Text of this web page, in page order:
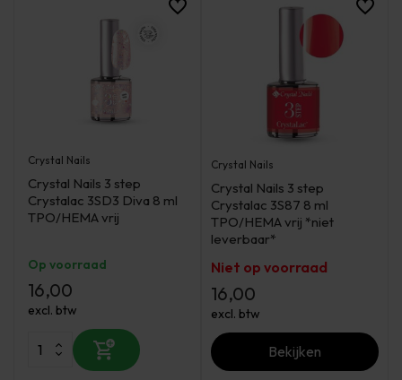
Crystal Nails
Crystal Nails 3 step
Crystalac 3SD3 Diva 8 ml
TPO/HEMA vrij
Op voorraad
16,00
excl. btw
Crystal Nails
Crystal Nails 3 step
Crystalac 3S87 8 ml
TPO/HEMA vrij *niet
leverbaar*
Niet op voorraad
16,00
excl. btw
Bekijken